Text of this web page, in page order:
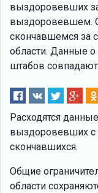
выздоровевших
выздоровевшем.
скончавшемся за
области. Данные
штабов
Расходятся
выздоровевших с
скончавшихся.
Общие
области